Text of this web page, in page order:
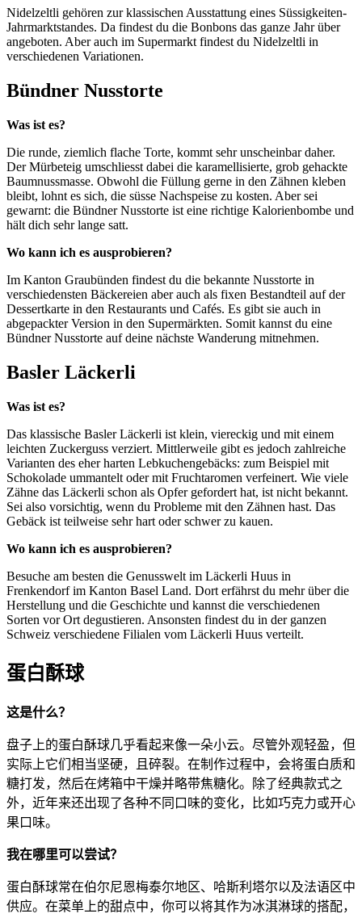
Nidelzeltli gehören zur klassischen Ausstattung eines Süssigkeiten-
Jahrmarktstandes. Da findest du die Bonbons das ganze Jahr über
angeboten. Aber auch im Supermarkt findest du Nidelzeltli in
verschiedenen Variationen.
Bündner Nusstorte
Was ist es?
Die runde, ziemlich flache Torte, kommt sehr unscheinbar daher.
Der Mürbeteig umschliesst dabei die karamellisierte, grob gehackte
Baumnussmasse. Obwohl die Füllung gerne in den Zähnen kleben
bleibt, lohnt es sich, die süsse Nachspeise zu kosten. Aber sei
gewarnt: die Bündner Nusstorte ist eine richtige Kalorienbombe und
hält dich sehr lange satt.
Wo kann ich es ausprobieren?
Im Kanton Graubünden findest du die bekannte Nusstorte in
verschiedensten Bäckereien aber auch als fixen Bestandteil auf der
Dessertkarte in den Restaurants und Cafés. Es gibt sie auch in
abgepackter Version in den Supermärkten. Somit kannst du eine
Bündner Nusstorte auf deine nächste Wanderung mitnehmen.
Basler Läckerli
Was ist es?
Das klassische Basler Läckerli ist klein, viereckig und mit einem
leichten Zuckerguss verziert. Mittlerweile gibt es jedoch zahlreiche
Varianten des eher harten Lebkuchengebäcks: zum Beispiel mit
Schokolade ummantelt oder mit Fruchtaromen verfeinert. Wie viele
Zähne das Läckerli schon als Opfer gefordert hat, ist nicht bekannt.
Sei also vorsichtig, wenn du Probleme mit den Zähnen hast. Das
Gebäck ist teilweise sehr hart oder schwer zu kauen.
Wo kann ich es ausprobieren?
Besuche am besten die Genusswelt im Läckerli Huus in
Frenkendorf im Kanton Basel Land. Dort erfährst du mehr über die
Herstellung und die Geschichte und kannst die verschiedenen
Sorten vor Ort degustieren. Ansonsten findest du in der ganzen
Schweiz verschiedene Filialen vom Läckerli Huus verteilt.
蛋白酥球
这是什么？
盘子上的蛋白酥球几乎看起来像一朵小云。尽管外观轻盈，但
实际上它们相当坚硬，且碎裂。在制作过程中，会将蛋白质和
糖打发，然后在烤箱中干燥并略带焦糖化。除了经典款式之
外，近年来还出现了各种不同口味的变化，比如巧克力或开心
果口味。
我在哪里可以尝试？
蛋白酥球常在伯尔尼恩梅泰尔地区、哈斯利塔尔以及法语区中
供应。在菜单上的甜点中，你可以将其作为冰淇淋球的搭配，